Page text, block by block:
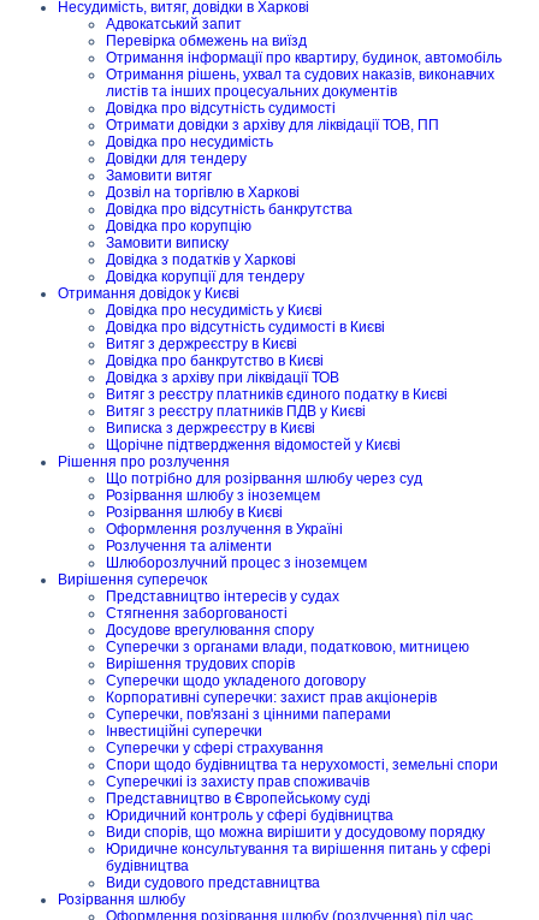
Несудимість, витяг, довідки в Харкові
Адвокатський запит
Перевірка обмежень на виїзд
Отримання інформації про квартиру, будинок, автомобіль
Отримання рішень, ухвал та судових наказів, виконавчих
листів та інших процесуальних документів
Довідка про відсутність судимості
Отримати довідки з архіву для ліквідації ТОВ, ПП
Довідка про несудимість
Довідки для тендеру
Замовити витяг
Дозвіл на торгівлю в Харкові
Довідка про відсутність банкрутства
Довідка про корупцію
Замовити виписку
Довідка з податків у Харкові
Довідка корупції для тендеру
Отримання довідок у Києві
Довідка про несудимість у Києві
Довідка про відсутність судимості в Києві
Витяг з держреєстру в Києві
Довідка про банкрутство в Києві
Довідка з архіву при ліквідації ТОВ
Витяг з реєстру платників єдиного податку в Києві
Витяг з реєстру платників ПДВ у Києві
Виписка з держреєстру в Києві
Щорічне підтвердження відомостей у Києві
Рішення про розлучення
Що потрібно для розірвання шлюбу через суд
Розірвання шлюбу з іноземцем
Розірвання шлюбу в Києві
Оформлення розлучення в Україні
Розлучення та аліменти
Шлюборозлучний процес з іноземцем
Вирішення суперечок
Представництво інтересів у судах
Стягнення заборгованості
Досудове врегулювання спору
Суперечки з органами влади, податковою, митницею
Вирішення трудових спорів
Суперечки щодо укладеного договору
Корпоративні суперечки: захист прав акціонерів
Суперечки, пов'язані з цінними паперами
Інвестиційні суперечки
Суперечки у сфері страхування
Спори щодо будівництва та нерухомості, земельні спори
Суперечкиі із захисту прав споживачів
Представництво в Європейському суді
Юридичний контроль у сфері будівництва
Види спорів, що можна вирішити у досудовому порядку
Юридичне консультування та вирішення питань у сфері
будівництва
Види судового представництва
Розірвання шлюбу
Оформлення розірвання шлюбу (розлучення) під час